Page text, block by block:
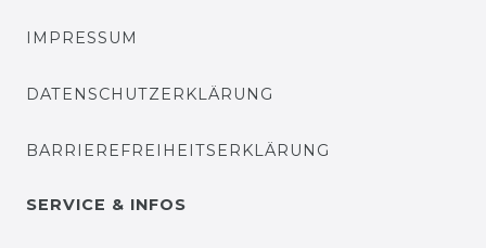
IMPRESSUM
DATENSCHUTZERKLÄRUNG
BARRIEREFREIHEITSERKLÄRUNG
SERVICE & INFOS